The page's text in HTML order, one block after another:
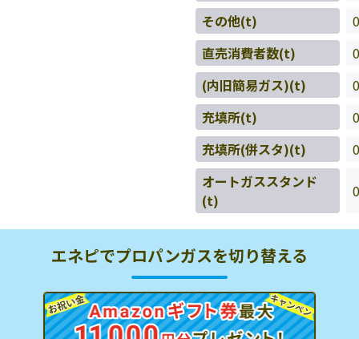
その他(t)
0
直売消費者数(t)
0
(内旧簡易ガス)(t)
0
充填所(t)
0
充填所(併スタ)(t)
0
オートガススタンド
(t)
0
エネピでプロパンガスを切り替える